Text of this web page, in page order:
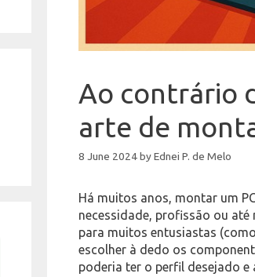
Ao contrário
arte de
8 June 2024byEdnei P. de Melo
Há muitos anos, montar um
necessidade, profissão ou
para muitos entusiastas
escolher à dedo os
poderia ter o perfil desejado